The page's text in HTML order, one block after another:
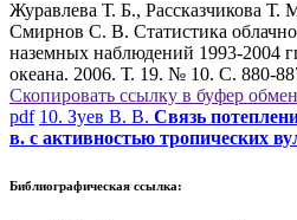
Журавлева Т. Б., Рассказчикова Т.
Смирнов С. В. Статистика
наземных наблюдений 1993-2004
океана. 2006. Т. 19. № 10. С. 880-
Скопировать ссылку в буфер
pdf 10. Зуев В. В. Связь
в. с активностью тропических
Библиографическая ссылка: